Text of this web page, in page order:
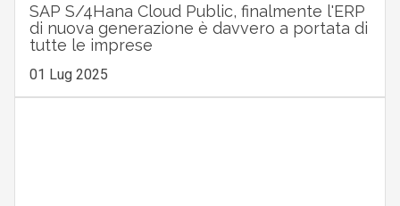
SAP S/4Hana Cloud Public, finalmente l'ERP
di nuova generazione è davvero a portata di
tutte le imprese
01 Lug 2025